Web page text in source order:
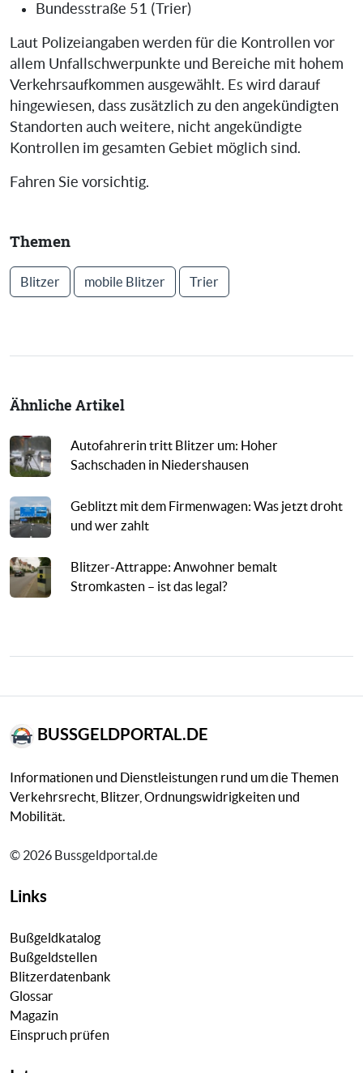
Bundesstraße 51 (Trier)
Laut Polizeiangaben werden für die Kontrollen vor
allem Unfallschwerpunkte und Bereiche mit hohem
Verkehrsaufkommen ausgewählt. Es wird darauf
hingewiesen, dass zusätzlich zu den angekündigten
Standorten auch weitere, nicht angekündigte
Kontrollen im gesamten Gebiet möglich sind.
Fahren Sie vorsichtig.
Themen
Blitzer mobile Blitzer Trier
Ähnliche Artikel
Autofahrerin tritt Blitzer um: Hoher
Sachschaden in Niedershausen
Geblitzt mit dem Firmenwagen: Was jetzt droht
und wer zahlt
Blitzer-Attrappe: Anwohner bemalt
Stromkasten – ist das legal?
BUSSGELDPORTAL.DE
Informationen und Dienstleistungen rund um die Themen
Verkehrsrecht, Blitzer, Ordnungswidrigkeiten und
Mobilität.
© 2026 Bussgeldportal.de
Links
Bußgeldkatalog
Bußgeldstellen
Blitzerdatenbank
Glossar
Magazin
Einspruch prüfen